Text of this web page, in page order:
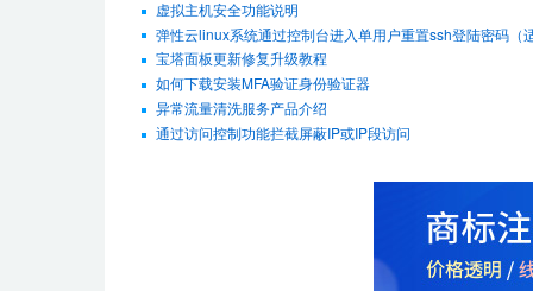
虚拟主机安全功能说明
弹性云linux系统通过控制台进入单用户重置ssh登陆密码（
宝塔面板更新修复升级教程
如何下载安装MFA验证身份验证器
异常流量清洗服务产品介绍
通过访问控制功能拦截屏蔽IP或IP段访问